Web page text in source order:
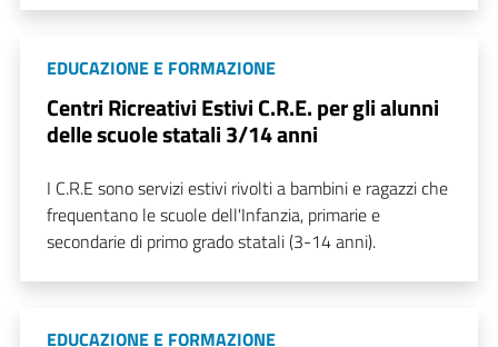
EDUCAZIONE E FORMAZIONE
Centri Ricreativi Estivi C.R.E. per gli alunni
delle scuole statali 3/14 anni
I C.R.E sono servizi estivi rivolti a bambini e ragazzi che
frequentano le scuole dell'Infanzia, primarie e
secondarie di primo grado statali (3-14 anni).
EDUCAZIONE E FORMAZIONE